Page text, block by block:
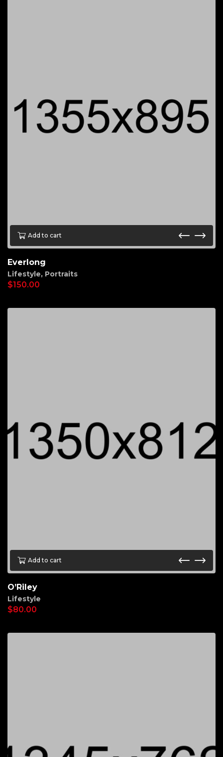
Add to cart
Everlong
Lifestyle, Portraits
$150.00
Add to cart
O’Riley
Lifestyle
$80.00